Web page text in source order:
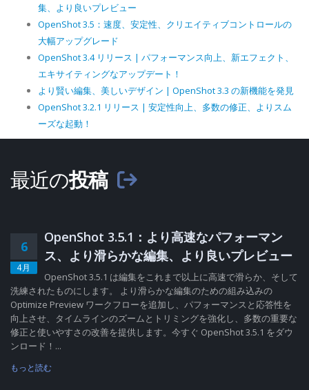
集、より良いプレビュー
OpenShot 3.5：速度、安定性、クリエイティブコントロールの
大幅アップグレード
OpenShot 3.4 リリース | パフォーマンス向上、新エフェクト、
エキサイティングなアップデート！
より賢い編集、美しいデザイン | OpenShot 3.3 の新機能を発見
OpenShot 3.2.1 リリース | 安定性向上、多数の修正、よりスム
ーズな起動！
最近の投稿
6
4月
OpenShot 3.5.1：より高速なパフォーマン
ス、より滑らかな編集、より良いプレビュー
OpenShot 3.5.1 は編集をこれまで以上に高速で滑らか、そして
洗練されたものにします。 より滑らかな編集のための組み込みの
Optimize Preview ワークフローを追加し、パフォーマンスと応答性を
向上させ、タイムラインのズームとトリミングを強化し、多数の重要な
修正と使いやすさの改善を提供します。今すぐ OpenShot 3.5.1 をダウ
ンロード！...
もっと読む